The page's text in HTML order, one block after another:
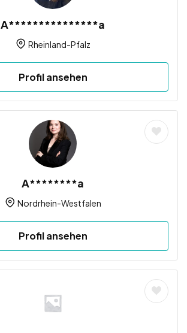
A***************a
Rheinland-Pfalz
Profil ansehen
A********a
Nordrhein-Westfalen
Profil ansehen